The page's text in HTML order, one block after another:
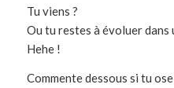
Tu viens ?
Ou tu restes à évoluer dans
Hehe !
Commente dessous si tu